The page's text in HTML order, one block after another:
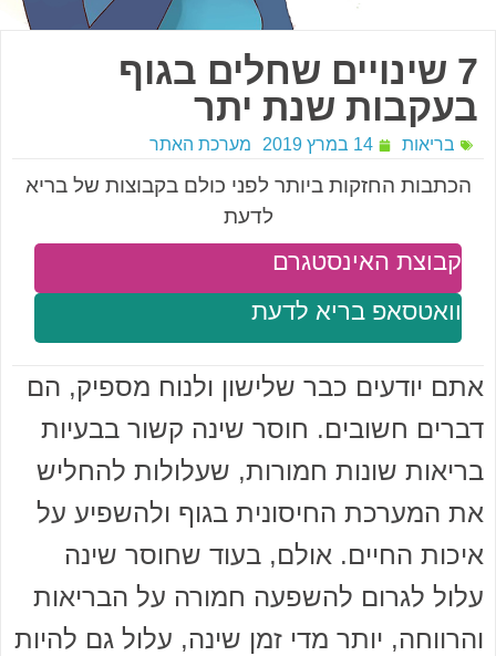
7 שינויים שחלים בגוף
בעקבות שנת יתר
בריאות 14 במרץ 2019 מערכת האתר
הכתבות החזקות ביותר לפני כולם בקבוצות של בריא
לדעת
וואטסאפ בריא לדעת
קבוצת האינסטגרם
אתם יודעים כבר שלישון ולנוח מספיק, הם
דברים חשובים. חוסר שינה קשור בבעיות
בריאות שונות חמורות, שעלולות להחליש
את המערכת החיסונית בגוף ולהשפיע על
איכות החיים. אולם, בעוד שחוסר שינה
עלול לגרום להשפעה חמורה על הבריאות
והרווחה, יותר מדי זמן שינה, עלול גם להיות